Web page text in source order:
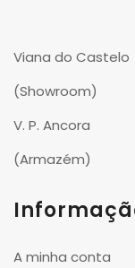
Viana do Castelo
(Showroom)
V. P. Ancora
(Armazém)
A minha conta